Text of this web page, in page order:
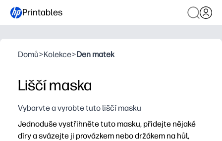
Printables
Domů>Kolekce>Den matek
Liščí maska
Vybarvte a vyrobte tuto liščí masku
Jednoduše vystřihněte tuto masku, přidejte nějaké
díry a svázejte ji provázkem nebo držákem na hůl,